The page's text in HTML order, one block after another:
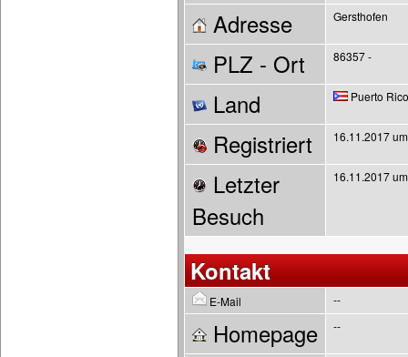
Adresse Gersthofen
PLZ - Ort 86357 -
Land Puerto Rico
Registriert 16.11.2017
Letzter
Besuch
16.11.2017
Kontakt
E-Mail --
Homepage --